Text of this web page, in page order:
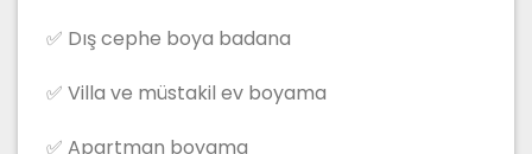
✅ Dış cephe boya badana
✅ Villa ve müstakil ev boyama
✅ Apartman boyama